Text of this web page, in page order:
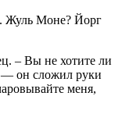
Жуль Моне? Йорг
– Вы не хотите ли
— он сложил руки
меня,